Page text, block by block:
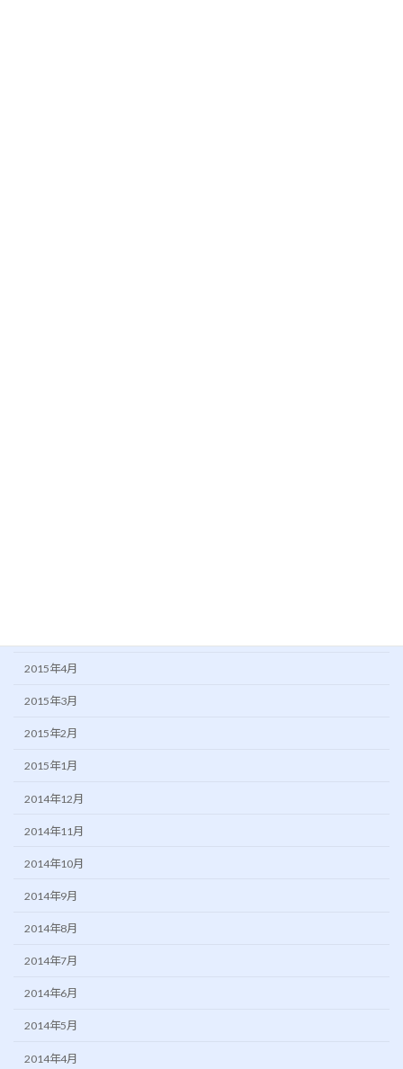
2015年4月
2015年3月
2015年2月
2015年1月
2014年12月
2014年11月
2014年10月
2014年9月
2014年8月
2014年7月
2014年6月
2014年5月
2014年4月